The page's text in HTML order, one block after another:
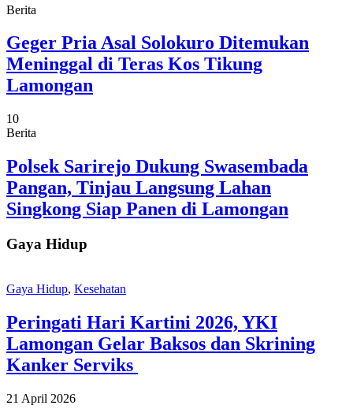
Berita
Geger Pria Asal Solokuro Ditemukan
Meninggal di Teras Kos Tikung
Lamongan
10
Berita
Polsek Sarirejo Dukung Swasembada
Pangan, Tinjau Langsung Lahan
Singkong Siap Panen di Lamongan
Gaya Hidup
Gaya Hidup, Kesehatan
Peringati Hari Kartini 2026, YKI
Lamongan Gelar Baksos dan Skrining
Kanker Serviks
21 April 2026